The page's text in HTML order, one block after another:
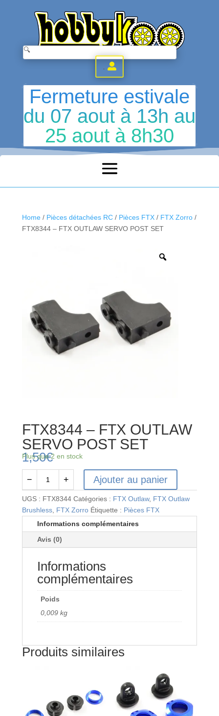
.
Fermeture estivale
du 07 aout à 13h au
25 aout à 8h30
Home/ Pièces détachées RC/ Pièces FTX/ FTX Zorro/
FTX8344 – FTX OUTLAW SERVO POST SET
FTX8344 – FTX OUTLAW
SERVO POST SET
1,50€
Plus que 2 en stock
quantité
de
FTX8344
-
OUTLAW
POST
− + Ajouter au panier
UGS : FTX8344 Catégories : FTX Outlaw, FTX Outlaw
Brushless, FTX Zorro Étiquette : Pièces FTX
Informations complémentaires
Avis (0)
Informations
complémentaires
Poids
0,009 kg
Produits similaires